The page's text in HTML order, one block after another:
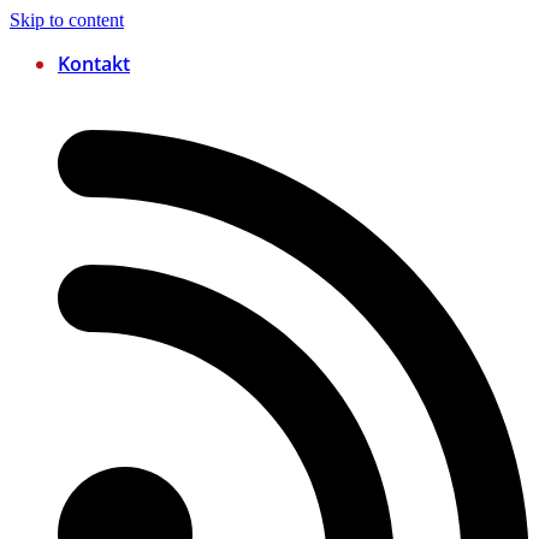
Skip to content
Kontakt